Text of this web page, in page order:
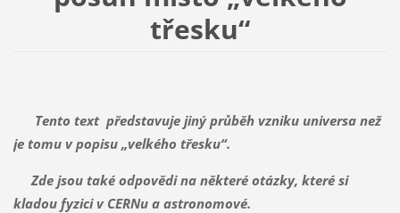
třesku“
Tento text představuje jiný průběh vzniku universa než
je tomu v popisu „velkého třesku“.
Zde jsou také odpovědi na některé otázky, které si
kladou fyzici v CERNu a astronomové.